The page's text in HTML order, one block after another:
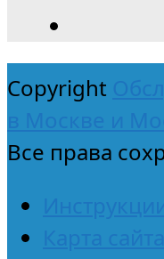
Copyright
в Москве и
Все права
Карта сайта